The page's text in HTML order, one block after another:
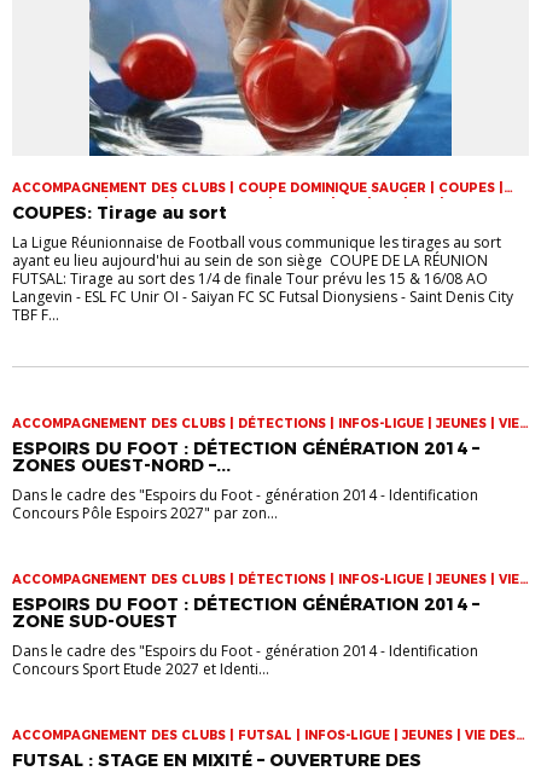
ACCOMPAGNEMENT DES CLUBS | COUPE DOMINIQUE SAUGER | COUPES |
FOOT LOISIR | FUTSAL | INFOS-LIGUE | JEUNES | U14 | U15 | U17 | VIE DES
CLUBS
COUPES: Tirage au sort
La Ligue Réunionnaise de Football vous communique les tirages au sort
ayant eu lieu aujourd'hui au sein de son siège COUPE DE LA RÉUNION
FUTSAL: Tirage au sort des 1/4 de finale Tour prévu les 15 & 16/08 AO
Langevin - ESL FC Unir OI - Saiyan FC SC Futsal Dionysiens - Saint Denis City
TBF F...
ACCOMPAGNEMENT DES CLUBS | DÉTECTIONS | INFOS-LIGUE | JEUNES | VIE
DES CLUBS
ESPOIRS DU FOOT : DÉTECTION GÉNÉRATION 2014 –
ZONES OUEST-NORD –...
Dans le cadre des "Espoirs du Foot - génération 2014 - Identification
Concours Pôle Espoirs 2027" par zon...
ACCOMPAGNEMENT DES CLUBS | DÉTECTIONS | INFOS-LIGUE | JEUNES | VIE
DES CLUBS
ESPOIRS DU FOOT : DÉTECTION GÉNÉRATION 2014 –
ZONE SUD-OUEST
Dans le cadre des "Espoirs du Foot - génération 2014 - Identification
Concours Sport Etude 2027 et Identi...
ACCOMPAGNEMENT DES CLUBS | FUTSAL | INFOS-LIGUE | JEUNES | VIE DES
CLUBS
FUTSAL : STAGE EN MIXITÉ – OUVERTURE DES